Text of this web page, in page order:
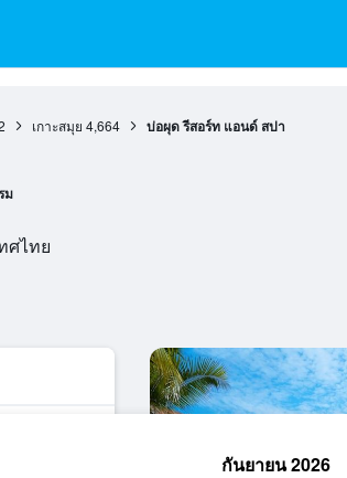
เกาะสมุย 4,664 บ่อผุด รีสอร์ท แอนด์ สปา
ม
ศไทย
กันยายน 2026